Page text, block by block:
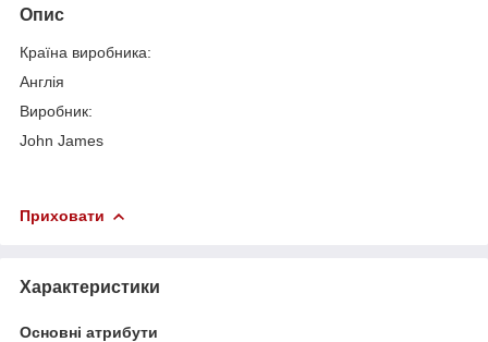
Опис
Країна виробника:
Англія
Виробник:
John James
Приховати
Характеристики
Основні атрибути